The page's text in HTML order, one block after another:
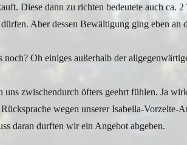
Diese dann zu richten bedeutete auch
Aber dessen Bewältigung ging eben an
noch? Oh einiges außerhalb der
uns zwischendurch öfters geehrt fühlen. Ja
wegen unserer Isabella-
daran durften wir ein Angebot abgeben.